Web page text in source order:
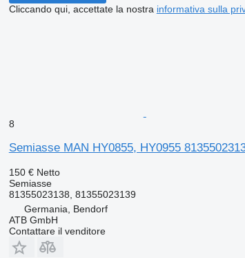
Cliccando qui, accettate la nostra informativa sulla
8
Semiasse MAN HY0855, HY0955
150 € Netto
Semiasse
81355023138, 81355023139
Germania, Bendorf
ATB GmbH
Contattare il venditore